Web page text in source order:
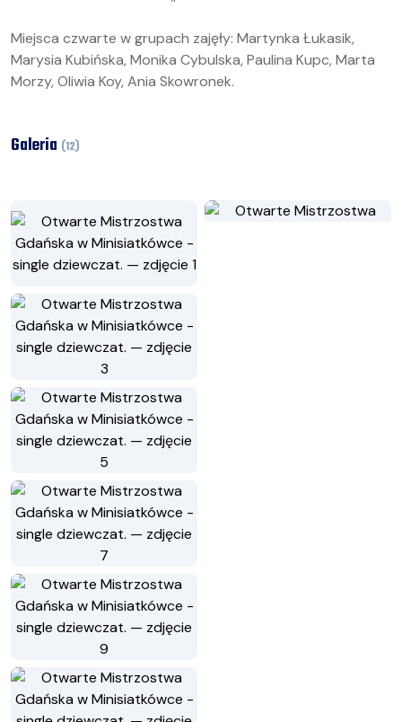
Miejsca czwarte w grupach zajęły: Martynka Łukasik,
Marysia Kubińska, Monika Cybulska, Paulina Kupc, Marta
Morzy, Oliwia Koy, Ania Skowronek.
Galeria (12)